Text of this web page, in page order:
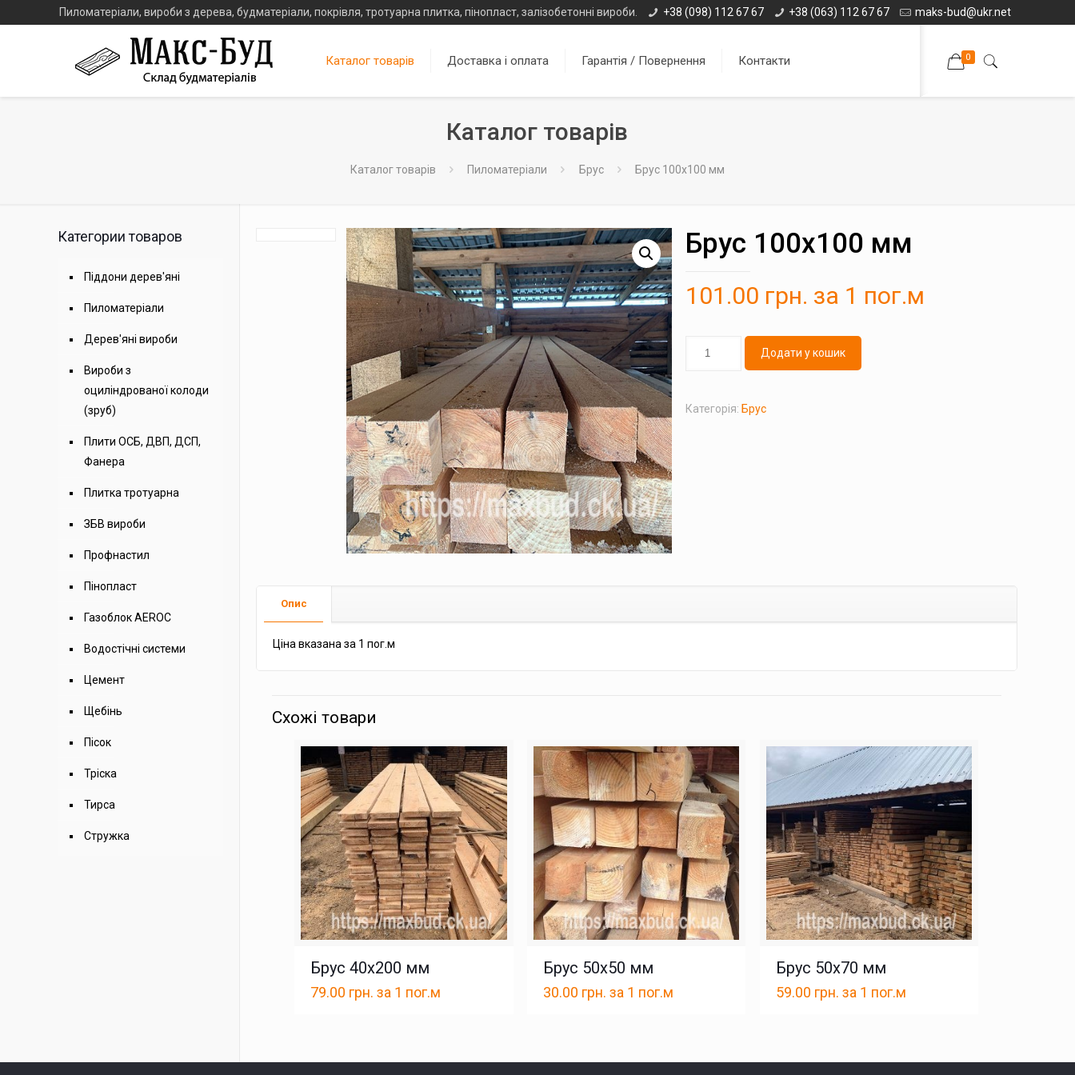
Пиломатеріали, вироби з дерева, будматеріали, покрівля, тротуарна плитка, пінопласт, залізобетонні вироби. +38 (098) 112 67 67 +38 (063) 112 67 67 maks-bud@ukr.net
Каталог товарів Доставка і оплата Гарантія / Повернення Контакти 0
Каталог товарів
Каталог товарів Пиломатеріали Брус Брус 100х100 мм
Брус 100х100 мм
101.00 грн. за 1 пог.м
Додати у кошик
Категорія: Брус
Опис
Ціна вказана за 1 пог.м
Схожі товари
Брус 40х200 мм
79.00 грн. за 1 пог.м
Брус 50х50 мм
30.00 грн. за 1 пог.м
Брус 50х70 мм
59.00 грн. за 1 пог.м
Категории товаров
Піддони дерев'яні
Пиломатеріали
Дерев'яні вироби
Вироби з
оциліндрованої колоди
(зруб)
Плити ОСБ, ДВП, ДСП,
Фанера
Плитка тротуарна
ЗБВ вироби
Профнастил
Пінопласт
Газоблок AEROC
Водостічні системи
Цемент
Щебінь
Пісок
Тріска
Тирса
Стружка